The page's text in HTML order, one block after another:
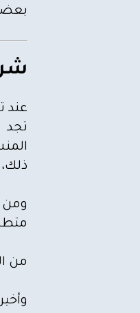
عند
تجد
ذلك، يجب أن
ومن
من